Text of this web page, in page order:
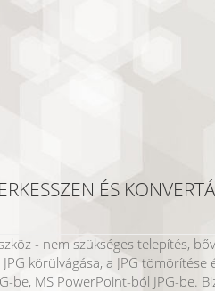
ÉS
- nem szükséges telepítés,
körülvágása, a JPG
be, MS PowerPoint-ból JPG-